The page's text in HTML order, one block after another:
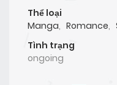
Thể loại
Manga, Romance,
Tình trạng
ongoing